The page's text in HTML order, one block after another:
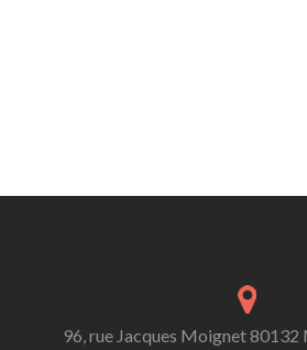
96, rue Jacques Moignet